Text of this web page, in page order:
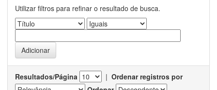
Utilizar filtros para refinar o resultado de busca.
Resultados/Página | Ordenar registros por